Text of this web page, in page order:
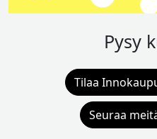
Pysy
Tilaa
Seuraa